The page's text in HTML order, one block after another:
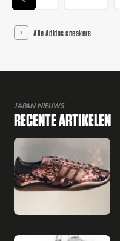
Alle Adidas sneakers
JAPAN NIEUWS
RECENTE ARTIKELEN